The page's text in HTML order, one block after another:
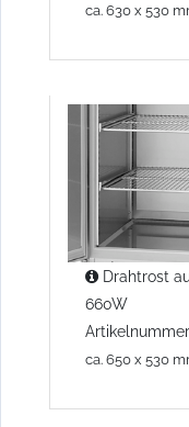
ca. 630 x 530
Drahtrost
660W
ca. 650 x 530